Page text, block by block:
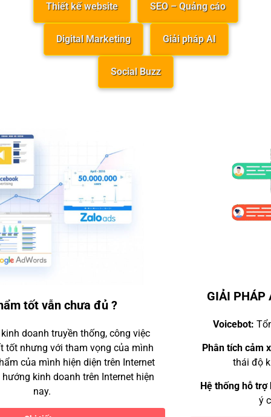
Thiết kế website SEO – Quảng cáo
Digital Marketing Giải pháp AI
Social Buzz
GIẢI PHÁP AI trong Dịch vụ khách hàng
Tổng đài tự động trả lời khách hàng.
Phân tích cảm xúc (Sentiment Analysis):
Nhận diện
thái độ khách hàng trên mạng xã hội.
Hệ thống hỗ trợ kỹ thuật (AI Helpdesk):
Tự động gợi